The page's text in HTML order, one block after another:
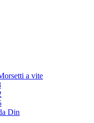
a vite
Din